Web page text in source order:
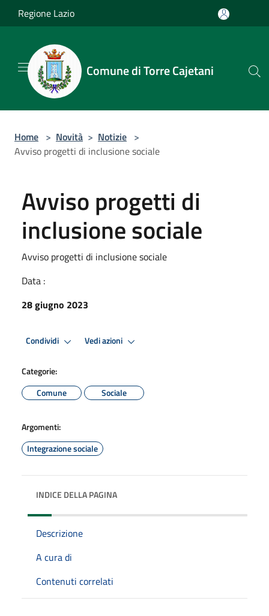
Salta al contenuto principale
Regione Lazio
Comune di Torre Cajetani
Home > Novità > Notizie >
Avviso progetti di inclusione sociale
Avviso progetti di
inclusione sociale
Avviso progetti di inclusione sociale
Data :
28 giugno 2023
Condividi Vedi azioni
Categorie:
Comune
Sociale
Argomenti:
Integrazione sociale
INDICE DELLA PAGINA
Descrizione
A cura di
Contenuti correlati